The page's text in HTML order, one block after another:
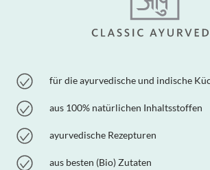
für die ayurvedische und indische
aus 100% natürlichen Inhaltsstoffen
ayurvedische Rezepturen
aus besten (Bio) Zutaten